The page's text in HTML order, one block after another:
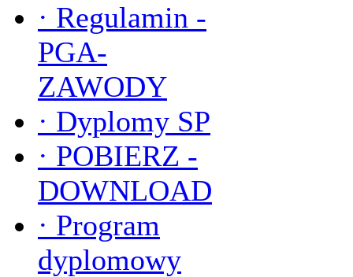
· Regulamin -
PGA-
ZAWODY
· Dyplomy SP
· POBIERZ -
DOWNLOAD
· Program
dyplomowy